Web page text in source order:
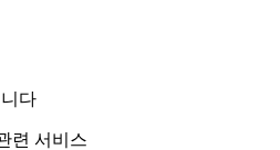
다
련 서비스